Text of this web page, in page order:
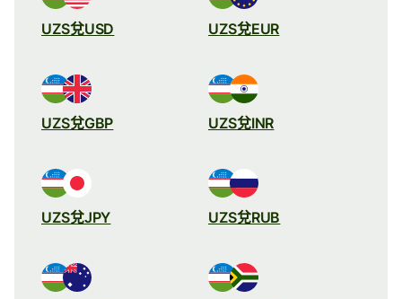
UZS兌USD UZS兌EUR
UZS兌GBP UZS兌INR
UZS兌JPY UZS兌RUB